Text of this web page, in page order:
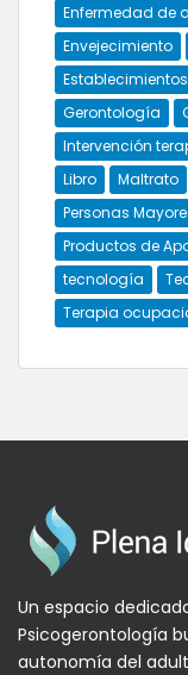
Enfermedad de
Envejecimiento
Gerontología
Intervención
Libro
Maltrato
Personas
Productos de
tecnología
Terapia
Un espacio
Psicogerontología
autonomía del